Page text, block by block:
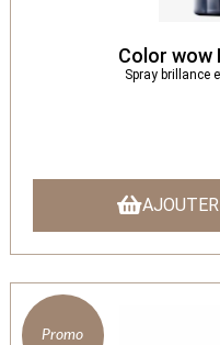
Color wow
Spray brillance
Promo